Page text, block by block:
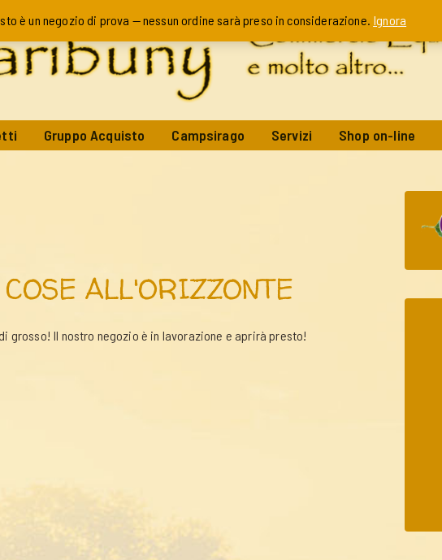
Gruppo Acquisto Campsirago Servizi Shop on-line
ALL'ORIZZONTE
grosso! Il nostro negozio è in lavorazione e aprirà presto!
è un negozio di prova — nessun ordine sarà preso in considerazione. Ignora